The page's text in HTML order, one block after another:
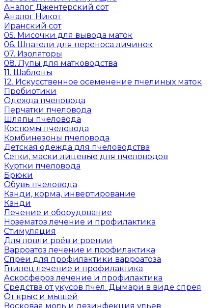
Аналог Джентерский сот
Аналог Никот
Иранский сот
05. Мисочки для вывода маток
06. Шпатели для переноса личинок
07. Изоляторы
08. Лупы для матководства
11. Шаблоны
12. Искусственное осеменение пчелиных маток
Пробиотики
Одежда пчеловода
Перчатки пчеловода
Шляпы пчеловода
Костюмы пчеловода
Комбинезоны пчеловода
Детская одежда для пчеловодства
Сетки, маски лицевые для пчеловодов
Куртки пчеловода
Брюки
Обувь пчеловода
Канди, корма, инвертирование
Канди
Лечение и оборудование
Нозематоз лечение и профилактика
Стимуляция
Для ловли роёв и роении
Варроатоз лечение и профилактика
Спреи для профилактики варроатоза
Гнилец лечение и профилактика
Аскосфероз лечение и профилактика
Средства от укусов пчел. Дымари в виде спрея
От крыс и мышей
Восковая моль и дезинфекция ульев